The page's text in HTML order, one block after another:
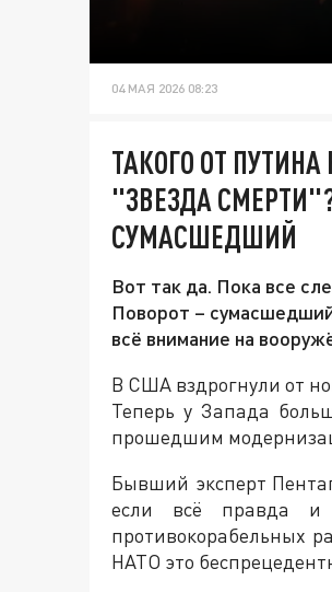
04 МАЯ 2026 08:23
ТАКОГО ОТ
"ЗВЕЗДА
СУМАСШЕДШИЙ
Вот так да. Пока все
Поворот –
всё внимание на
В США вздрогнули от
Теперь у Запада
прошедшим
Бывший эксперт
если всё правда и
противокорабельных
НАТО это